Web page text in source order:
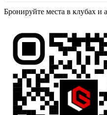
Бронируйте места в клубах